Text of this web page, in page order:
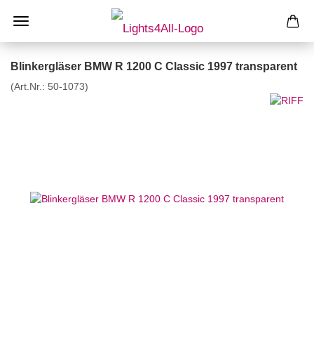
Blinkergläser BMW R 1200 C Classic 1997 transparent
(Art.Nr.: 50-1073)